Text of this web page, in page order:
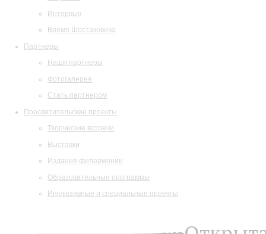
Интервью
Время Шостаковича
Партнеры
Наши партнеры
Фотогалерея
Стать партнером
Просветительские проекты
Творческие встречи
Выставки
Издания филармонии
Образовательные программы
Инклюзивные и специальные проекты